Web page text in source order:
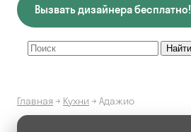
Вызвать дизайнера бесплатно!
Главная→ Кухни → Адажио